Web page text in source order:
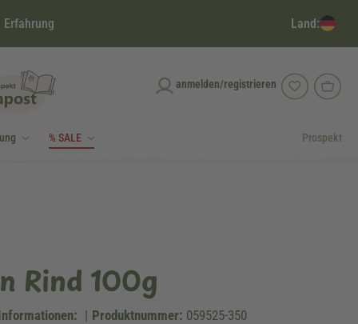
Land:
anmelden/registrieren
% SALE Prospekt
Rind 100g
| Produktnummer: 059525-350